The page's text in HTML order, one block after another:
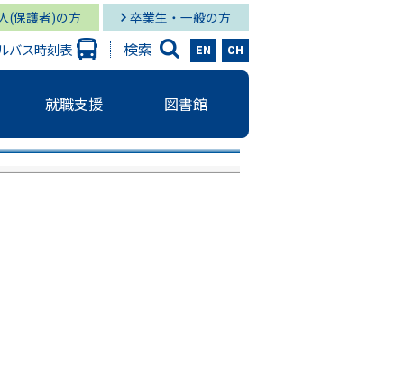
(保護者)の方 卒業生・一般の方
バス時刻表 検索 EN CH
Development）
就職支援 図書館